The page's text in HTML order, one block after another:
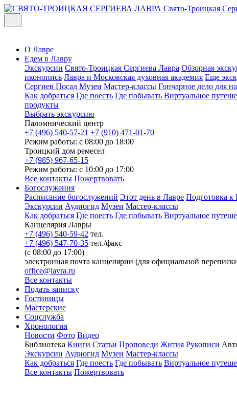
Свято-Троицкая
О Лавре
Едем в Лавру
Экскурсии Свято-Троицкая Сергиева Лавра Обзорная
иконопись Лавра и Московская духовная академия Еще
Сергиев Посад Музеи Мастер-классы Гончарное дело для
Как добраться Где поесть Где побывать Виртуальное
продукты
Выбрать экскурсию
Паломнический центр
+7 (496) 540-57-21 +7 (910) 471-01-70
Режим работы: с 08:00 до 18:00
Троицкий дом ремесел
+7 (985) 967-65-15
Режим работы: с 10:00 до 17:00
Все контакты Пожертвовать
Богослужения
Расписание богослужений Этот день в Лавре Подготовка к
Экскурсии Аудиогид Музеи Мастер-классы
Как добраться Где поесть Где побывать Виртуальное
Канцелярия Лавры
+7 (496) 540-59-42 тел.
+7 (496) 547-70-35 тел./факс
(с 08:00 до 17:00)
электронная почта канцелярии (для официальной
office@lavra.ru
Все контакты
Подать записку
Гостиницы
Мастерские
Соцслужба
Хронология
Новости Фото Видео
Библиотека Книги Статьи Проповеди Жития Рукописи
Экскурсии Аудиогид Музеи Мастер-классы
Как добраться Где поесть Где побывать Виртуальное
Все контакты Пожертвовать